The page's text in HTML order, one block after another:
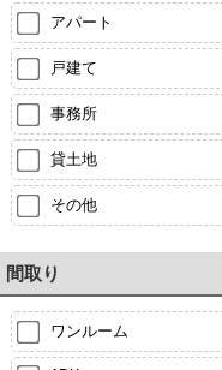
アパート
戸建て
事務所
貸土地
その他
間取り
ワンルーム